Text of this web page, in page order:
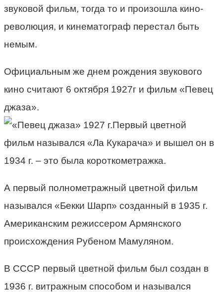
звуковой фильм, тогда то и произошла кино-
революция, и кинематограф перестал быть
немым.
Официальным же днем рождения звукового
кино считают 6 октября 1927г и фильм «Певец
джаза».
Первый цветной
фильм назывался «Ла Кукарача» и вышел он в
1934 г. – это была короткометражка.
А первый полнометражный цветной фильм
назывался «Бекки Шарп» созданный в 1935 г.
Американским режиссером Армянского
происхождения Рубеном Мамуляном.
В СССР первый цветной фильм был создан в
1936 г. витражным способом и назывался